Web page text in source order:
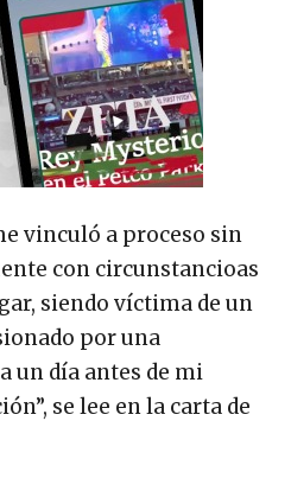
vinculó a proceso sin
con circunstancioas
siendo víctima de un
por una
un día antes de mi
se lee en la carta de